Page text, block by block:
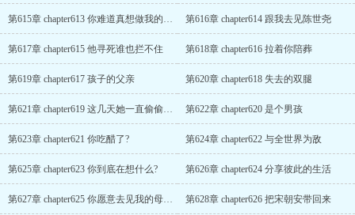
第615章 chapter613 你难道真想做我的女人? 第616章 chapter614 跟我去见陈世尧
第617章 chapter615 他寻死谁也拦不住 第618章 chapter616 拉着你陪葬
第619章 chapter617 孩子的父亲 第620章 chapter618 失去的双腿
第621章 chapter619 这几天她一直偷偷来看你 第622章 chapter620 是个男孩
第623章 chapter621 你吃醋了? 第624章 chapter622 与全世界为敌
第625章 chapter623 你到底在想什么? 第626章 chapter624 分享彼此的生活
第627章 chapter625 你愿意去见我的母亲吗 第628章 chapter626 把宋朝安带回来